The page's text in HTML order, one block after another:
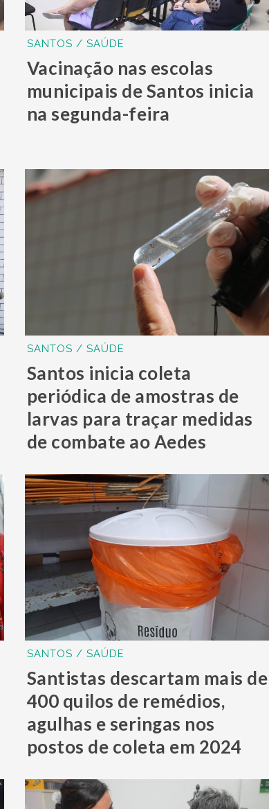
SANTOS / SAÚDE
Vacinação nas escolas
municipais de Santos inicia
na segunda-feira
SANTOS / SAÚDE
Santos inicia coleta
periódica de amostras de
larvas para traçar medidas
de combate ao Aedes
SANTOS / SAÚDE
Santistas descartam mais de
400 quilos de remédios,
agulhas e seringas nos
postos de coleta em 2024